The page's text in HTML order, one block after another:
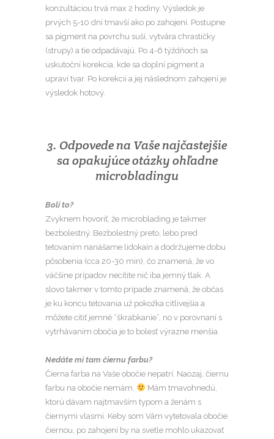
konzultáciou trvá max 2 hodiny. Výsledok je
prvých 5-10 dní tmavší ako po zahojení. Postupne
sa pigment na povrchu suší, vytvára chrastičky
(strupy) a tie odpadávajú. Po 4-6 týždňoch sa
uskutoční korekcia, kde sa doplní pigment a
upraví tvar. Po korekcii a jej následnom zahojení je
výsledok hotový.
3. Odpovede na Vaše najčastejšie
sa opakujúce otázky ohľadne
microbladingu
Bolí to?
Zvyknem hovoriť, že microblading je takmer
bezbolestný. Bezbolestný preto, lebo pred
tetovaním nanášame lidokaín a dodržujeme dobu
pôsobenia (cca 20-30 min), čo znamená, že vo
väčšine prípadov necítite nič iba jemný tlak. A
slovo takmer v tomto prípade znamená, že občas
je ku koncu tetovania už pokožka citlivejšia a
môžete cítiť jemné “škrabkanie”, no v porovnaní s
vytrhávaním obočia je to bolesť výrazne menšia.
Nedáte mi tam čiernu farbu?
Čierna farba na Vaše obočie nepatrí. Naozaj, čiernu
farbu na obočie nemám.
Mám tmavohnedú,
ktorú dávam najtmavším typom a ženám s
čiernymi vlasmi. Keby som Vám vytetovala obočie
čiernou, po zahojení by na svetle mohlo ukazovať